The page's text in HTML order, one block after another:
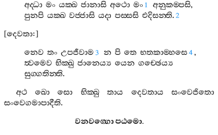
අද‍්ධා මං යක‍්ඛ ජානාසි අථො මං 1 අනුකම‍්පසි,
පුනපි යක‍්ඛ වජ‍්ජාසි යදා පස‍්සසි එදිසන‍්ති. 2
[දෙවතා:]
නෙව තං උපජීවාම 3 න පි තෙ භතකාම‍්හසෙ4,
ත්‍වමෙව භික‍්ඛු ජානෙය්‍ය යෙන ගච‍්ඡෙය්‍ය
සුග‍්ගතින‍්ති.
අථ
ඛො සො භික‍්ඛු තාය දෙවතාය
සංවෙජිතො
සංවෙගමාපාදීති.
වනවග‍්ගොපඨමො.